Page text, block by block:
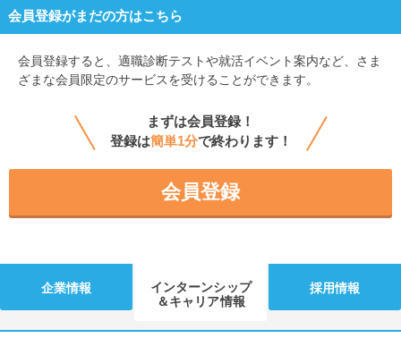
会員登録がまだの方はこちら
会員登録すると、 適職診断テストや就活イベント案内など、さま
ざまな会員限定のサービスを受けることができます。
まずは会員登録！
登録は簡単1分で終わります！
会員登録
企業情報
インターンシップ
＆キャリア情報
採用情報